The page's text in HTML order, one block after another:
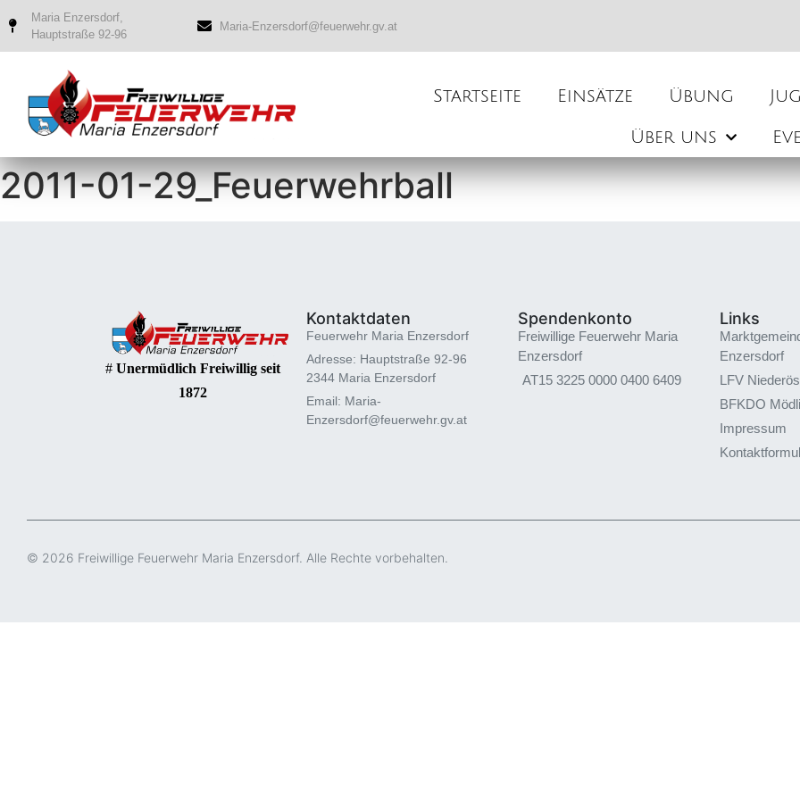
Maria Enzersdorf,
Hauptstraße 92-96
Maria-Enzersdorf@feuerwehr.gv.at
Startseite Einsätze Übung
Über uns
2011-01-29_Feuerwehrball
# Unermüdlich Freiwillig seit
1872
Kontaktdaten
Feuerwehr Maria Enzersdorf
Adresse: Hauptstraße 92-96
2344 Maria Enzersdorf
Email: Maria-
Enzersdorf@feuerwehr.gv.at
Spendenkonto
Freiwillige Feuerwehr Maria
Enzersdorf
AT15 3225 0000 0400 6409
Links
Enzersdorf
LFV
BFKDO
Impressum
© 2026 Freiwillige Feuerwehr Maria Enzersdorf. Alle Rechte vorbehalten.